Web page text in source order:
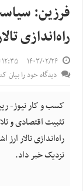
فرزین:
راه‌اندازی
۱۴۰۳/۰۲/۲۶ ۱۲:۳۵
دیدگاه خود را بیان
کسب و کار نیوز-
تثبیت اقتصادی و
راه‌اندازی تالار
نزدیک خبر داد.